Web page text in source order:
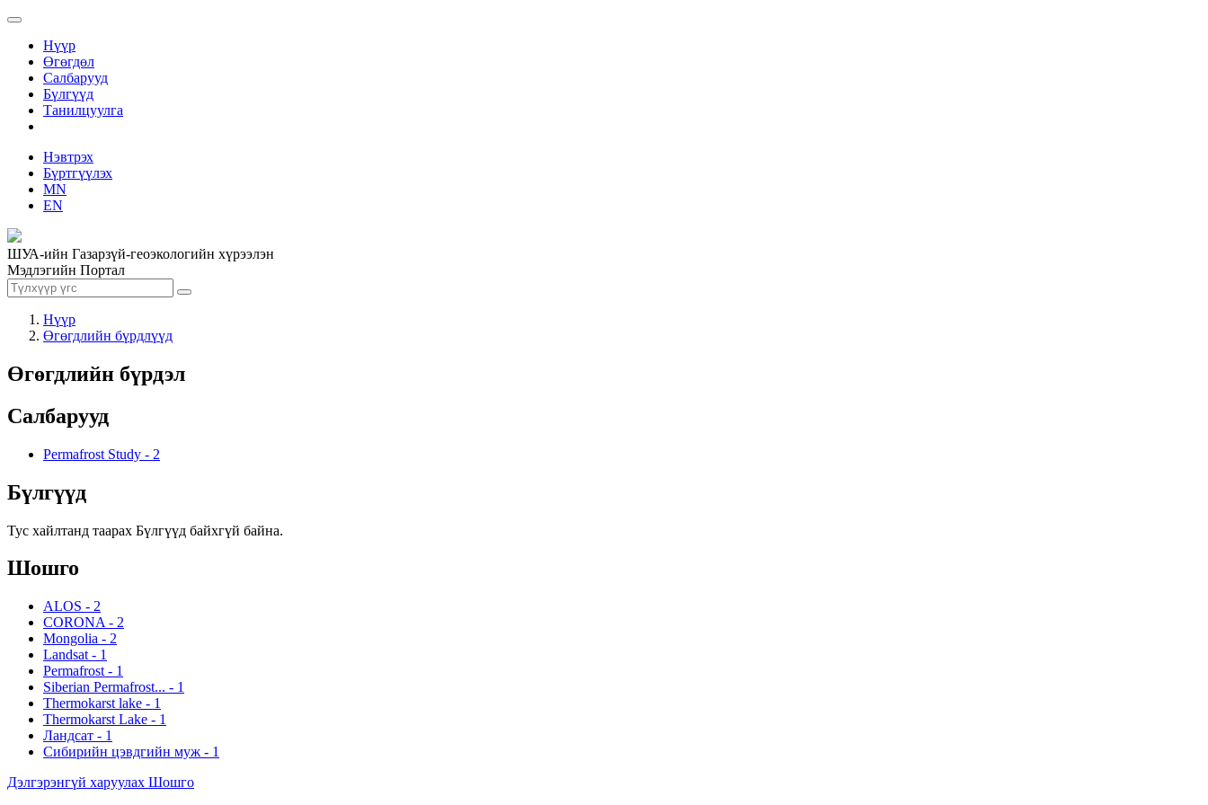
Нүүр
Өгөгдөл
Салбарууд
Бүлгүүд
Танилцуулга
Нэвтрэх
Бүртгүүлэх
MN
EN
ШУА-ийн Газарзүй-геоэкологийн хүрээлэн
Мэдлэгийн Портал
Нүүр
Өгөгдлийн бүрдлүүд
Өгөгдлийн бүрдэл
Салбарууд
Permafrost Study - 2
Бүлгүүд
Тус хайлтанд таарах Бүлгүүд байхгүй байна.
Шошго
ALOS - 2
CORONA - 2
Mongolia - 2
Landsat - 1
Permafrost - 1
Siberian Permafrost... - 1
Thermokarst lake - 1
Thermokarst Lake - 1
Ландсат - 1
Сибирийн цэвдгийн муж - 1
Дэлгэрэнгүй харуулах Шошго